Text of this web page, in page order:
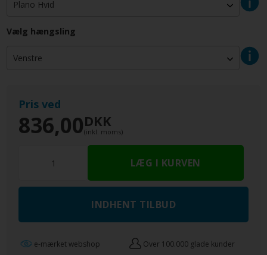
Vælg hængsling
Pris ved
836,00DKK
(inkl. moms)
INDHENT TILBUD
e-mærket webshop Over 100.000 glade kunder